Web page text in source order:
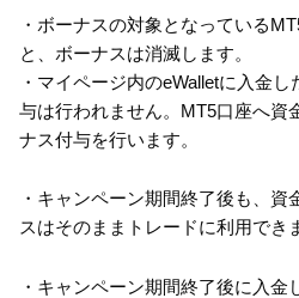
・ボーナスの対象となっている
と、ボーナスは消滅します。
・マイページ内のeWalletに入金
与は行われません。MT5口座へ資
ナス付与を行います。
・キャンペーン期間終了後も、資
スはそのままトレードに利用でき
・キャンペーン期間終了後に入